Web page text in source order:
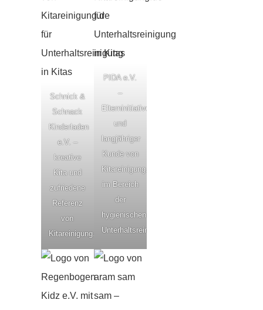
Schnick &
Schnack
Kinderladen
e.V. –
kreative
Kita und
zufriedene
Referenz
von
Kitareinigung.de
PIDA e.V.
–
Elterninitiative
und
langjähriger
Kunde von
Kitareinigung.de
im Bereich
der
hygienischen
Unterhaltsreinigung